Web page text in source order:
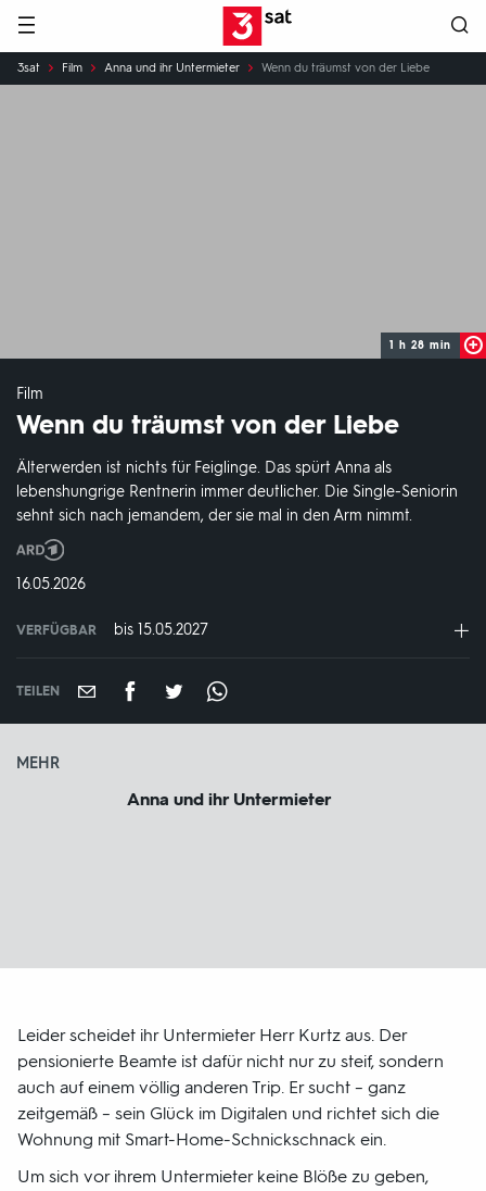
Hauptnavigation 3SAT
Sie
sind
3sat Film Anna und ihr Untermieter Wenn du träumst von der Liebe
1 h 28 min
Film
Wenn du träumst von der Liebe
Älterwerden ist nichts für Feiglinge. Das spürt Anna als
lebenshungrige Rentnerin immer deutlicher. Die Single-Seniorin
sehnt sich nach jemandem, der sie mal in den Arm nimmt.
Produktionsland
und
jahr:
DATUM:
16.05.2026
VERFÜGBAR bis 15.05.2027
TEILEN
MEHR
Anna und ihr Untermieter
Leider scheidet ihr Untermieter Herr Kurtz aus. Der
pensionierte Beamte ist dafür nicht nur zu steif, sondern
auch auf einem völlig anderen Trip. Er sucht – ganz
zeitgemäß – sein Glück im Digitalen und richtet sich die
Wohnung mit Smart-Home-Schnickschnack ein.
Um sich vor ihrem Untermieter keine Blöße zu geben,